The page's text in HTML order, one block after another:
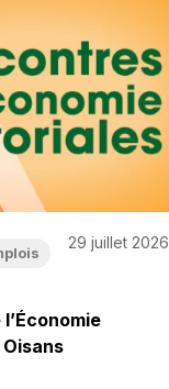
29 juillet 2026